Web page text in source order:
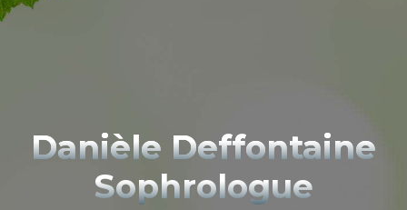
Danièle Deffontaine
Sophrologue